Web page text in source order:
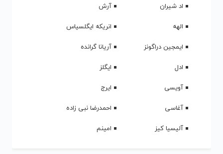
اد شیران
آرش
الهه
انریکه ایگلسیاس
ایمجین دراگونز
آریانا گرانده
ادل
ایگلز
آویسی
ایرج
آغاسی
احمدرضا نبی زاده
آلیسیا کیز
امینم